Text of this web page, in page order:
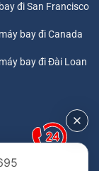
đi San Francisco
bay đi Canada
bay đi Đài Loan